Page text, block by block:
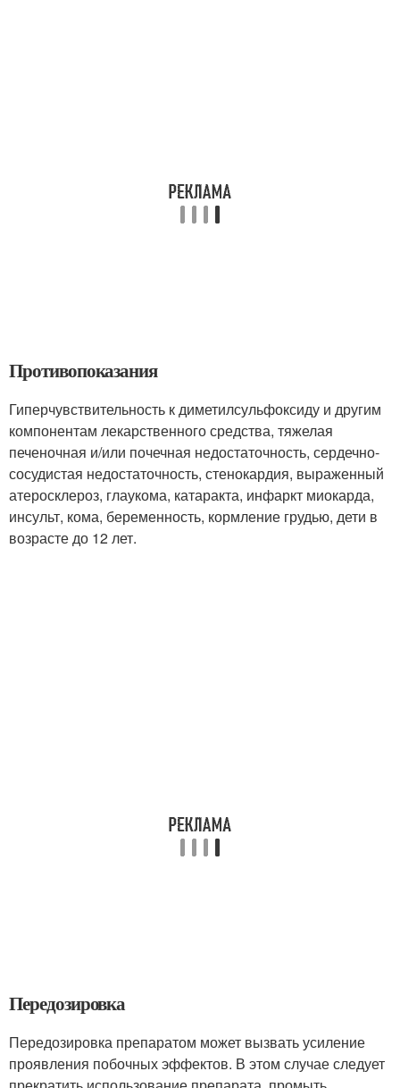
Противопоказания
Гиперчувствительность к диметилсульфоксиду и другим
компонентам лекарственного средства, тяжелая
печеночная и/или почечная недостаточность, сердечно-
сосудистая недостаточность, стенокардия, выраженный
атеросклероз, глаукома, катаракта, инфаркт миокарда,
инсульт, кома, беременность, кормление грудью, дети в
возрасте до 12 лет.
Передозировка
Передозировка препаратом может вызвать усиление
проявления побочных эффектов. В этом случае следует